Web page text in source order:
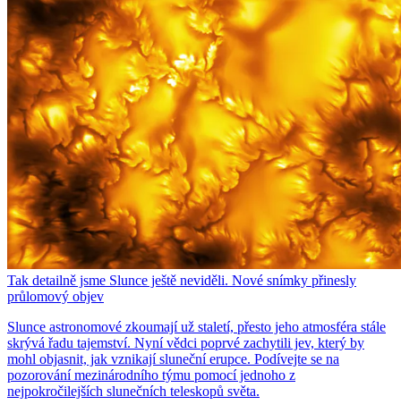
Tak detailně jsme Slunce ještě neviděli. Nové snímky přinesly
průlomový objev
Slunce astronomové zkoumají už staletí, přesto jeho atmosféra stále
skrývá řadu tajemství. Nyní vědci poprvé zachytili jev, který by
mohl objasnit, jak vznikají sluneční erupce. Podívejte se na
pozorování mezinárodního týmu pomocí jednoho z
nejpokročilejších slunečních teleskopů světa.